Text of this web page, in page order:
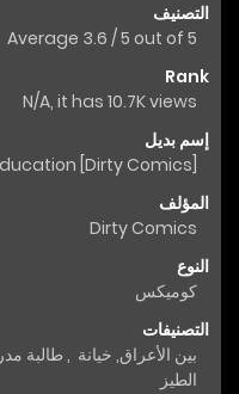
التصنيف
Average 3.6 /5 out of 5
Rank
N/A, it has 10.7K views
إسم بديل
[Dirty Comics]
المؤلف
Dirty Comics
النوع
كوميكس
التصنيفات
بين الأعراق, خيانة , طالبة
الطيز